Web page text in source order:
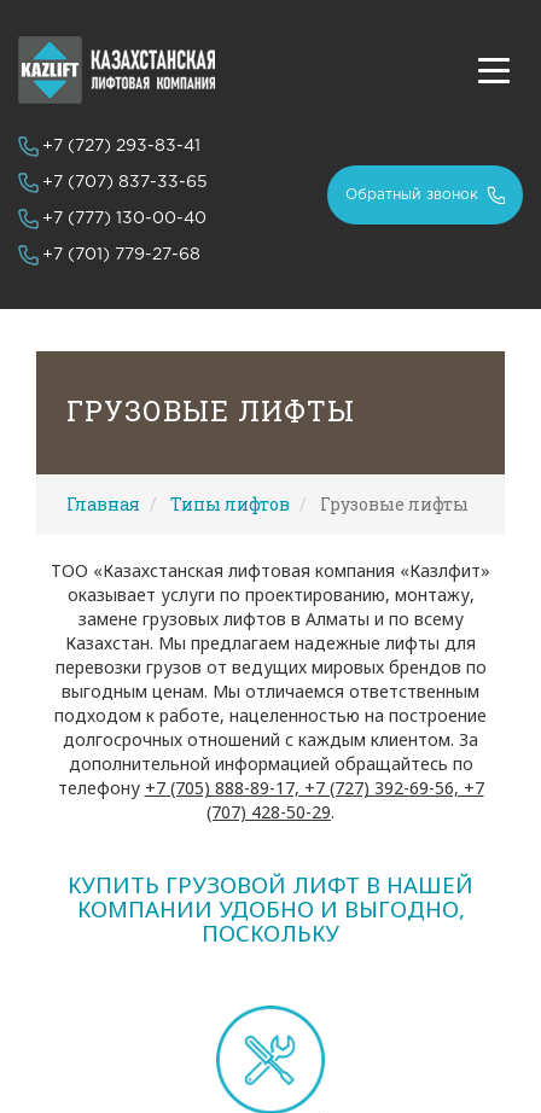
+7 (727) 293-83-41
+7 (707) 837-33-65
+7 (777) 130-00-40
+7 (701) 779-27-68
Обратный звонок
ГРУЗОВЫЕ ЛИФТЫ
Главная Типы лифтов Грузовые лифты
ТОО «Казахстанская лифтовая компания «Казлфит»
оказывает услуги по проектированию, монтажу,
замене грузовых лифтов в Алматы и по всему
Казахстан. Мы предлагаем надежные лифты для
перевозки грузов от ведущих мировых брендов по
выгодным ценам. Мы отличаемся ответственным
подходом к работе, нацеленностью на построение
долгосрочных отношений с каждым клиентом. За
дополнительной информацией обращайтесь по
телефону +7 (705) 888-89-17, +7 (727) 392-69-56, +7
(707) 428-50-29.
КУПИТЬ ГРУЗОВОЙ ЛИФТ В НАШЕЙ
КОМПАНИИ УДОБНО И ВЫГОДНО,
ПОСКОЛЬКУ